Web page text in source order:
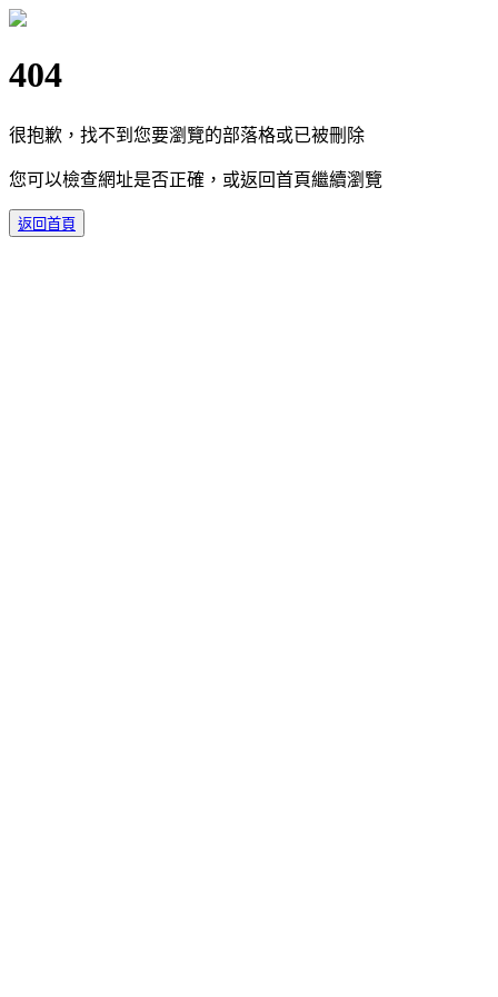
404
很抱歉，找不到您要瀏覽的部落格或已被刪除
您可以檢查網址是否正確，或返回首頁繼續瀏覽
返回首頁